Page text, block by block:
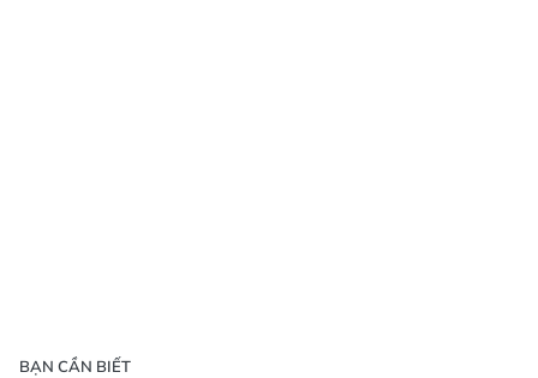
BẠN CẦN BIẾT